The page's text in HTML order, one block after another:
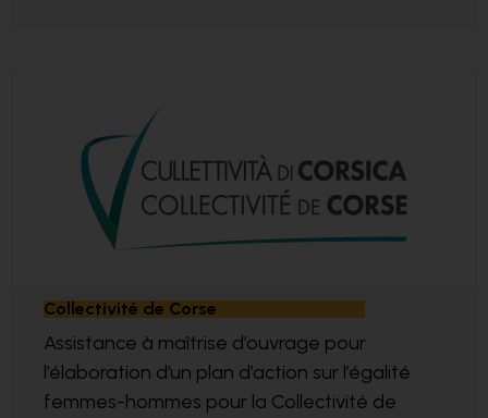
Collectivité de Corse
Assistance à maîtrise d’ouvrage pour
l’élaboration d’un plan d’action sur l’égalité
femmes-hommes pour la Collectivité de